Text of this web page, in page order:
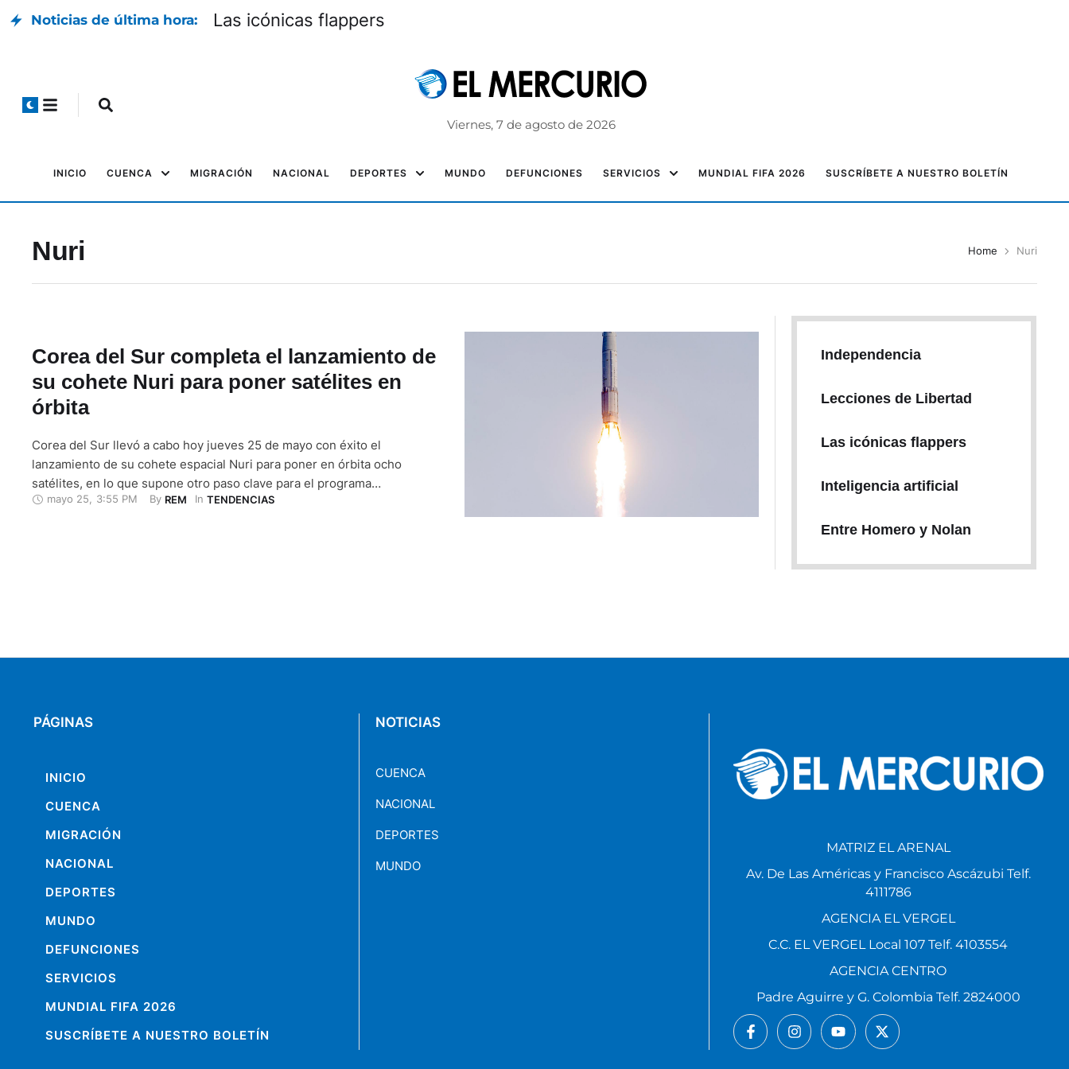
Noticias de última hora: Las icónicas flappers
Viernes, 7 de agosto de 2026
INICIO CUENCA MIGRACIÓN NACIONAL DEPORTES MUNDO DEFUNCIONES SERVICIOS MUNDIAL FIFA 2026 SUSCRÍBETE A NUESTRO BOLETÍN
Nuri Home Nuri
Corea del Sur completa el lanzamiento de
su cohete Nuri para poner satélites en
órbita
Corea del Sur llevó a cabo hoy jueves 25 de mayo con éxito el
lanzamiento de su cohete espacial Nuri para poner en órbita ocho
satélites, en lo que supone otro paso clave para el programa
aeroespacial del país asiático. El cohete Nuri, también conocido como
mayo 25 3:55 PM By REM In TENDENCIAS
Independencia
Lecciones de Libertad
Las icónicas flappers
Inteligencia artificial
Entre Homero y Nolan
PÁGINAS
INICIO
CUENCA
MIGRACIÓN
NACIONAL
DEPORTES
MUNDO
DEFUNCIONES
SERVICIOS
MUNDIAL FIFA 2026
SUSCRÍBETE A NUESTRO BOLETÍN
NOTICIAS
CUENCA
NACIONAL
DEPORTES
MUNDO
MATRIZ EL ARENAL
Av. De Las Américas y Francisco Ascázubi Telf.
4111786
AGENCIA EL VERGEL
C.C. EL VERGEL Local 107 Telf. 4103554
AGENCIA CENTRO
Padre Aguirre y G. Colombia Telf. 2824000